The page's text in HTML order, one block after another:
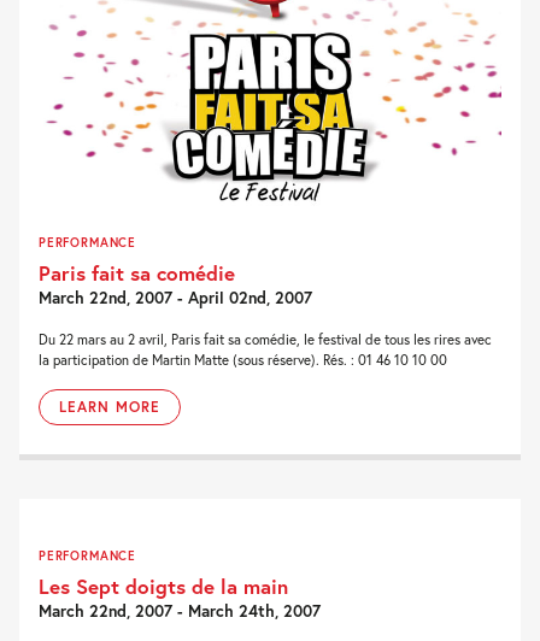
PERFORMANCE
Paris fait sa comédie
March 22nd, 2007 - April 02nd, 2007
Du 22 mars au 2 avril, Paris fait sa comédie, le festival de tous les rires avec
la participation de Martin Matte (sous réserve). Rés. : 01 46 10 10 00
LEARN MORE
PERFORMANCE
Les Sept doigts de la main
March 22nd, 2007 - March 24th, 2007